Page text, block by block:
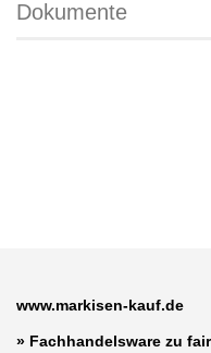
Dokumente
www.markisen-kauf.de
» Fachhandelsware zu